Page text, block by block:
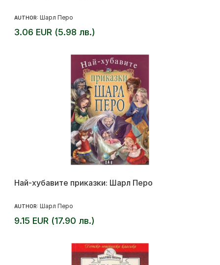
AUTHOR: Шарл Перо
3.06 EUR (5.98 лв.)
Най-хубавите приказки: Шарл Перо
AUTHOR: Шарл Перо
9.15 EUR (17.90 лв.)